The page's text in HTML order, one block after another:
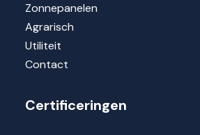
Zonnepanelen
Agrarisch
Utiliteit
Contact
Certificeringen